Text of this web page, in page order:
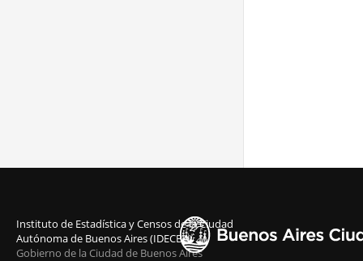
Instituto de Estadística y Censos de la Ciudad
Autónoma de Buenos Aires (IDECBA)
Gobierno de la Ciudad de Buenos Aires